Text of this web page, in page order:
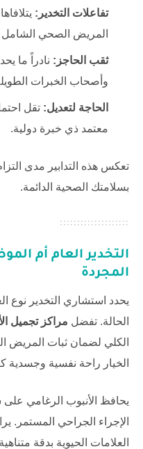
تفاعلات التخدير:
المريض الصحي
ثقب الحاجز: نادراً ما
وأصحاب الخبرات
الحاجة لتعديل: تقل
معتمد ذي خبرة دولية.
تعكس هذه التدابير مدى
بسلامتك الصحية الدائمة.
التخدير العام أم
المجردة
يحدد استشاري التخدير نوع
الحالة. تفضل مراكز تجميل
الكلي لضمان ثبات المريض
الخيار راحة نفسية وجسدية
يحافظ الأنبوب الرغامي
الإجراء الجراحي المستمر.
العلامات الحيوية بدقة